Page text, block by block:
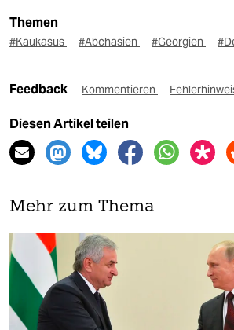
Themen
#Kaukasus #Abchasien #Georgien
Feedback Kommentieren
Diesen Artikel teilen
Mehr zum Thema